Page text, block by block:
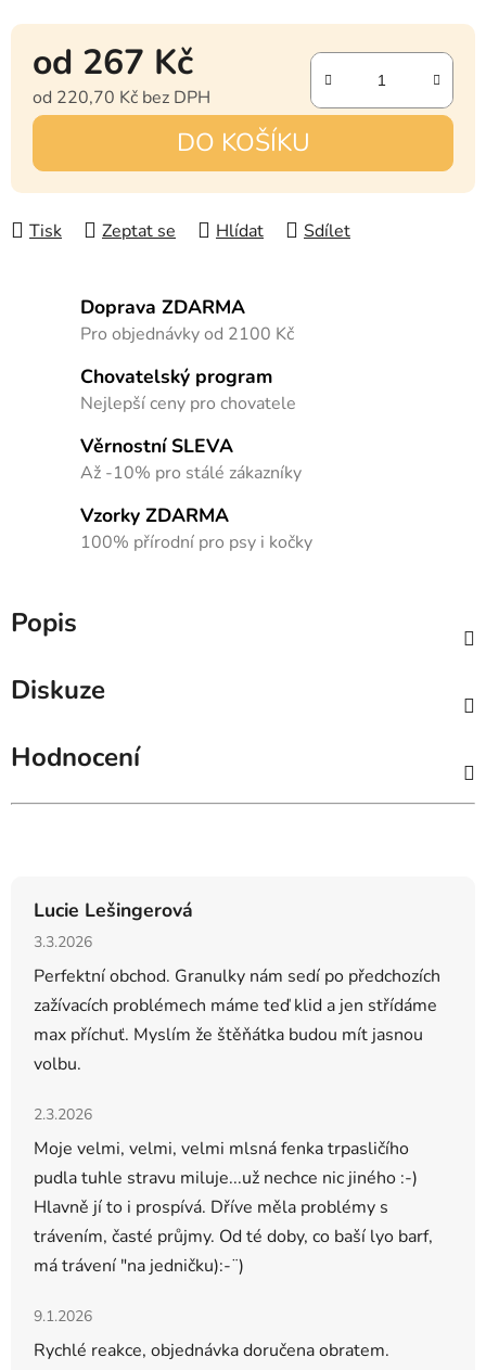
od 267 Kč
od 220,70 Kč bez DPH
Měrná cena:
DO KOŠÍKU
Tisk Zeptat se Hlídat Sdílet
Doprava ZDARMA
Pro objednávky od 2100 Kč
Chovatelský program
Nejlepší ceny pro chovatele
Věrnostní SLEVA
Až -10% pro stálé zákazníky
Vzorky ZDARMA
100% přírodní pro psy i kočky
Popis
Diskuze
Hodnocení
Lucie Lešingerová
Hodnocení obchodu je 5 z 5 hvězdiček.
3.3.2026
Perfektní obchod. Granulky nám sedí po předchozích
zažívacích problémech máme teď klid a jen střídáme
max příchuť. Myslím že štěňátka budou mít jasnou
volbu.
Hodnocení obchodu je 5 z 5 hvězdiček.
2.3.2026
Moje velmi, velmi, velmi mlsná fenka trpasličího
pudla tuhle stravu miluje...už nechce nic jiného :-)
Hlavně jí to i prospívá. Dříve měla problémy s
trávením, časté průjmy. Od té doby, co baší lyo barf,
má trávení "na jedničku):-¨)
Hodnocení obchodu je 5 z 5 hvězdiček.
9.1.2026
Rychlé reakce, objednávka doručena obratem.